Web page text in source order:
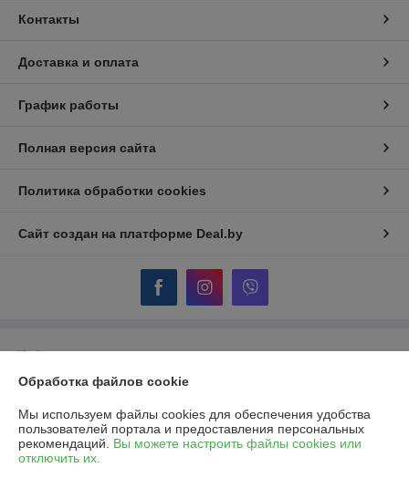
Контакты
Доставка и оплата
График работы
Полная версия сайта
Политика обработки cookies
Сайт создан на платформе Deal.by
Информация для покупателя
Юридическое лицо:ОДО "Гидротеплоцентр"
Регистрационный номер ЕГР: 290322854
УНП: 290322854
Обработка файлов cookie
Мы используем файлы cookies для обеспечения удобства
пользователей портала и предоставления персональных
рекомендаций. Вы можете настроить файлы cookies или
отключить их.